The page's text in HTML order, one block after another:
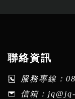
聯絡資訊
服務專線：
信箱：